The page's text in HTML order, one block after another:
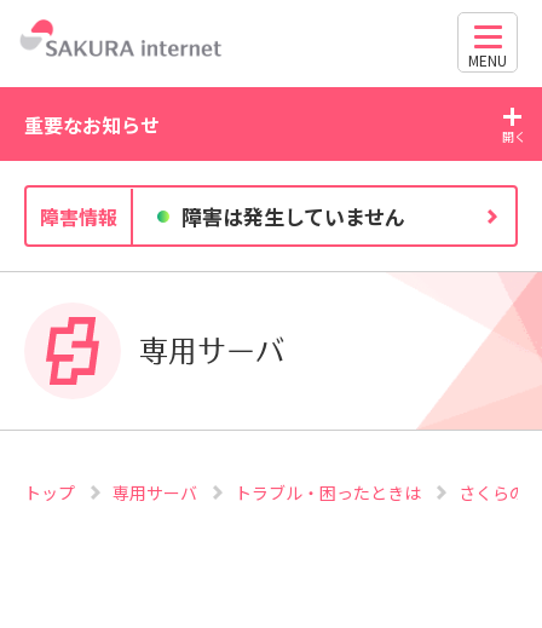
MENU
重要なお知らせ
2026/07/27
独自ドメイン、SSL証明書の有効期限と更新方法に関す
障害情報 障害は発生していません
専用サーバ
トップ 専用サーバ トラブル・困ったときは さくらの